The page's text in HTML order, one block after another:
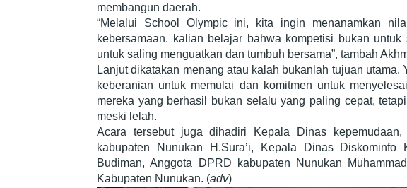
membangun daerah.
“Melalui School Olympic ini, kita ingin menanamkan
kebersamaan. kalian belajar bahwa kompetisi bukan untuk
untuk saling menguatkan dan tumbuh bersama”, tambah
Lanjut dikatakan menang atau kalah bukanlah tujuan utama.
keberanian untuk memulai dan komitmen untuk
mereka yang berhasil bukan selalu yang paling cepat,
meski lelah.
Acara tersebut juga dihadiri Kepala Dinas
kabupaten Nunukan H.Sura’i, Kepala Dinas Diskominfo
Budiman, Anggota DPRD kabupaten Nunukan
Kabupaten Nunukan. (adv)